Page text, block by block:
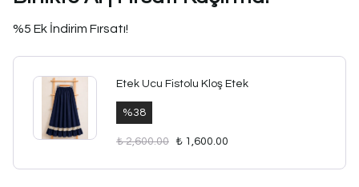
%5 Ek İndirim Fırsatı!
Etek Ucu Fistolu Kloş Etek
%38
₺ 2,600.00 ₺ 1,600.00